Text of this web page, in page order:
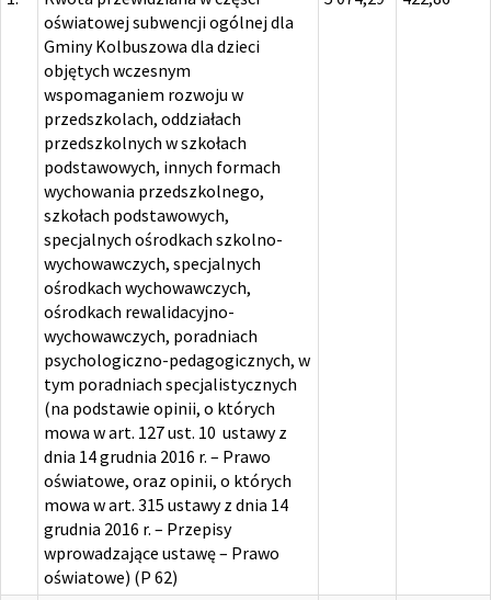
oświatowej subwencji ogólnej dla
Gminy Kolbuszowa dla dzieci
objętych wczesnym
wspomaganiem rozwoju w
przedszkolach, oddziałach
przedszkolnych w szkołach
podstawowych, innych formach
wychowania przedszkolnego,
szkołach podstawowych,
specjalnych ośrodkach szkolno-
wychowawczych, specjalnych
ośrodkach wychowawczych,
ośrodkach rewalidacyjno-
wychowawczych, poradniach
psychologiczno-pedagogicznych, w
tym poradniach specjalistycznych
(na podstawie opinii, o których
mowa w art. 127 ust. 10 ustawy z
dnia 14 grudnia 2016 r. – Prawo
oświatowe, oraz opinii, o których
mowa w art. 315 ustawy z dnia 14
grudnia 2016 r. – Przepisy
wprowadzające ustawę – Prawo
oświatowe) (P 62)